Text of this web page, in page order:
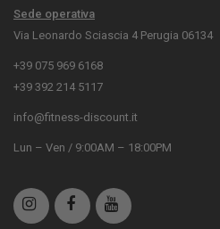
Sede operativa
Via Leonardo Sciascia 4 Perugia 06134
+39 075 969 6168
+39 392 214 5117
info@fitness-discount.it
Lun – Ven / 9:00AM – 18:00PM